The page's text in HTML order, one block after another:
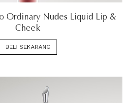
Ordinary Nudes Liquid Lip &
Cheek
BELI SEKARANG